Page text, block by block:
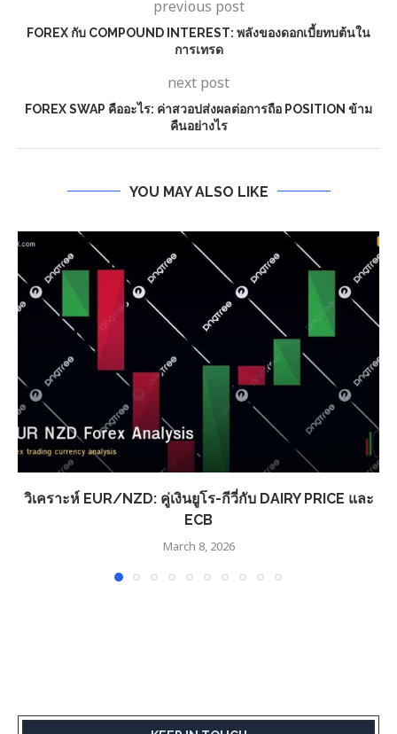
previous post
FOREX กับ COMPOUND INTEREST: พลังของดอกเบี้ยทบต้นใน
การเทรด
next post
FOREX SWAP คืออะไร: ค่าสวอปส่งผลต่อการถือ POSITION ข้าม
คืนอย่างไร
YOU MAY ALSO LIKE
วิเคราะห์ EUR/NZD: คู่เงินยูโร-กีวี่กับ DAIRY PRICE และ
ECB
March 8, 2026